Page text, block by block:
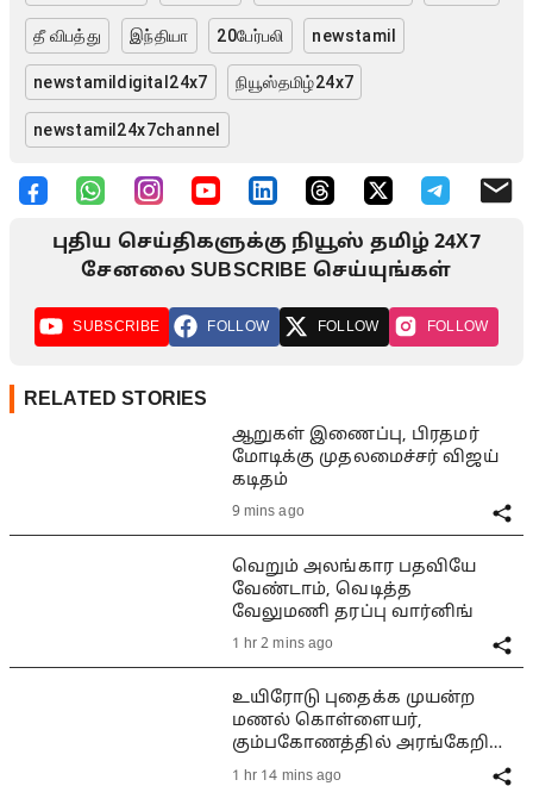
தீ விபத்து இந்தியா 20பேர்பலி newstamil
newstamildigital24x7 நியூஸ்தமிழ்24x7
newstamil24x7channel
புதிய செய்திகளுக்கு நியூஸ் தமிழ் 24X7
சேனலை SUBSCRIBE செய்யுங்கள்
SUBSCRIBE FOLLOW FOLLOW FOLLOW
RELATED STORIES
ஆறுகள் இணைப்பு, பிரதமர்
மோடிக்கு முதலமைச்சர் விஜய்
கடிதம்
9 mins ago
வெறும் அலங்கார பதவியே
வேண்டாம், வெடித்த
வேலுமணி தரப்பு வார்னிங்
1 hr 2 mins ago
உயிரோடு புதைக்க முயன்ற
மணல் கொள்ளையர்,
கும்பகோணத்தில் அரங்கேறிய
பயங்கரம்
1 hr 14 mins ago